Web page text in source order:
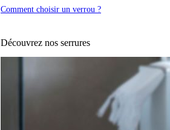
Comment choisir un verrou ?
Découvrez nos serrures